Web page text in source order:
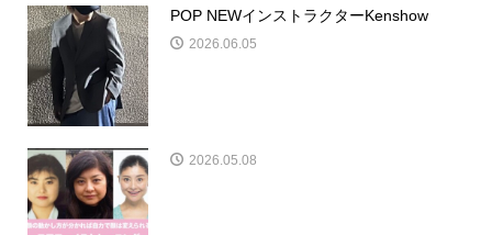
POP NEWインストラクターKenshow
2026.06.05
2026.05.08